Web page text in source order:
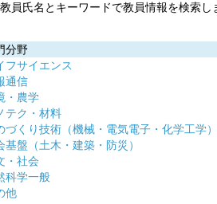
教員氏名とキーワードで教員情報を検索し
分野
フサイエンス
通信
・農学
テク・材料
づくり技術（機械・電気電子・化学工学）
基盤（土木・建築・防災）
・社会
科学一般
他